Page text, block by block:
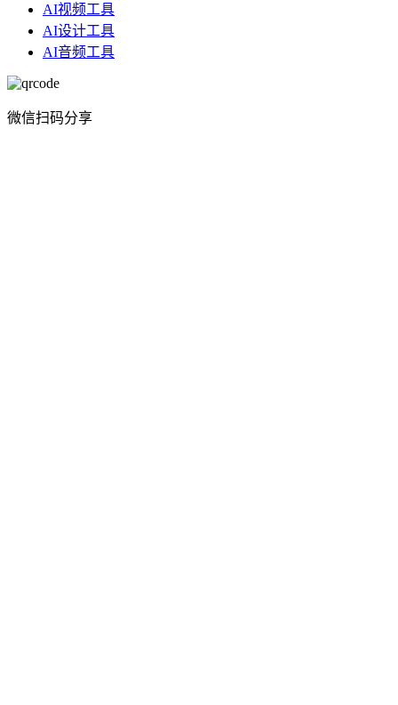
AI视频工具
AI设计工具
AI音频工具
微信扫码分享